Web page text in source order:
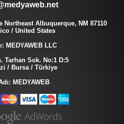
Northeast Albuquerque, NM 87110
/ United States
MEDYAWEB LLC
Tarhan Sok. No:1 D:5
/ Bursa / Türkiye
MEDYAWEB